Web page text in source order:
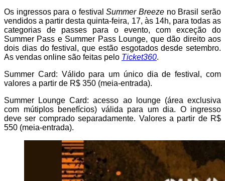
Os ingressos para o festivalSummer Breeze no Brasil serão
vendidos a partir desta quinta-feira, 17, às 14h, para todas as
categorias de passes para o evento, com exceção do
Summer Pass e Summer Pass Lounge, que dão direito aos
dois dias do festival, que estão esgotados desde setembro.
As vendas online são feitas pelo Ticket360.
Summer Card: Válido para um único dia de festival, com
valores a partir de R$ 350 (meia-entrada).
Summer Lounge Card: acesso ao lounge (área exclusiva
com mútiplos benefícios) válida para um dia. O ingresso
deve ser comprado separadamente. Valores a partir de R$
550 (meia-entrada).